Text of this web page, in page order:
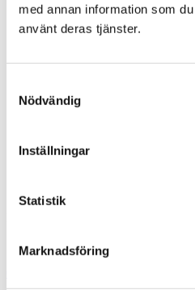
med annan information som
använt deras tjänster.
Nödvändig
Inställningar
Statistik
Marknadsföring
559292-7171